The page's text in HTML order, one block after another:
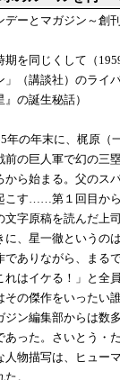
デーとマガジン～創
期を同じくして（
」（講談社）のライ
』の誕生秘話）
年の年末に、梶原
前の巨人軍で幻の三
から始まる。父のス
こす……第１回目か
字原稿を読んだ上
に、星一徹というの
ありながら、まる
れはイケる！」と全
の傑作をいったい
ン編集部からは数
あった。さいとう・
人物描写は、ヒュー
。